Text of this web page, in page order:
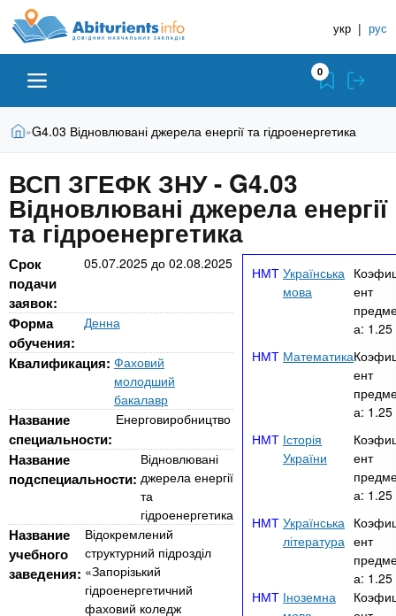
A
b
i
t
u
r
i
e
n
t
s
.
о
в
д
н
к
Н
а
в
ч
а
л
ь
и
х
з
а
л
а
д
укр | рус
Абітурієнту
ЗВО (ВНЗ)
Коледжі
Приватні школи
MBA
Онлайн курси
За кордоном
0
В
т
у
т
Головна
»G4.03 Відновлювані джерела енергії та гідроенергетика
ВСП ЗГЕФК ЗНУ - G4.03
Відновлювані джерела енергії
та гідроенергетика
Срок
подачи
заявок:
05.07.2025до 02.08.2025
Форма
обучения:
Денна
Квалификация: Фаховий
молодший
бакалавр
Название
специальности:
Енерговиробництво
Название
подспециальности:
Відновлювані
джерела енергії
та
гідроенергетика
Название
учебного
заведения:
Відокремлений
структурний підрозділ
«Запорізький
гідроенергетичний
фаховий коледж
Українська
мова
ент
а: 1.25
Математика
ент
а: 1.25
Історія
України
ент
а: 1.25
Українська
література ент
а: 1.25
Іноземна